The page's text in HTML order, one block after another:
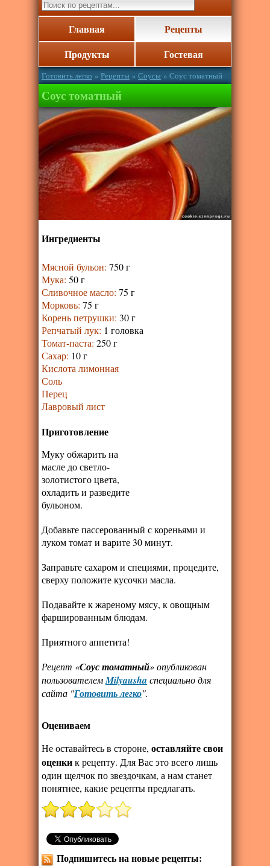
Главная
Рецепты
Продукты
Гостевая
Готовить легко » Рецепты » Соусы » Соус томатный
Соус томатный
Ингредиенты
Мясной бульон: 750 г
Мука: 50 г
Сливочное масло: 75 г
Морковь: 75 г
Корень петрушки: 30 г
Репчатый лук: 1 головка
Томат-паста: 250 г
Сахар: 10 г
Кислота лимонная
Соль
Перец
Лавровый лист
Приготовление
Муку обжарить на
масле до светло-
золотистого цвета,
охладить и разведите
бульоном.
Добавьте пассерованный с кореньями и
луком томат и варите 30 минут.
Заправьте сахаром и специями, процедите,
сверху положите кусочки масла.
Подавайте к жареному мясу, к овощным
фаршированным блюдам.
Приятного аппетита!
Рецепт «Соус томатный» опубликован
пользователемMilyaushaспециально для
сайта "Готовить легко".
Оцениваем
Не оставайтесь в стороне, оставляйте свои
оценкик рецепту. Для Вас это всего лишь
один щелчок по звездочкам, а нам станет
понятнее, какие рецепты предлагать.
Подпишитесь на новые рецепты: